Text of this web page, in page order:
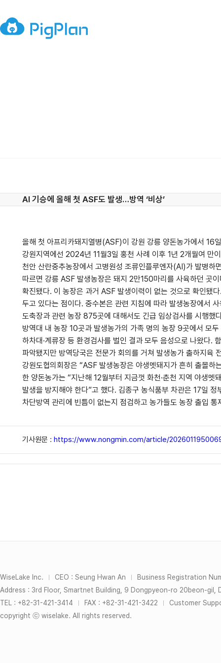
AI 기승에 올해 첫 ASF도 발생…방역 ‘비상’
올해 첫 아프리카돼지열병(ASF)이 강원 강릉 양돈농가에서 16
강원지역에선 2024년 11월3일 홍천 사례 이후 1년 2개월여 만
천안 산란중추농장에서 고병원성 조류인플루엔자(AI)가 발병하
따르면 강릉 ASF 발생농장은 돼지 2만150마리를 사육하던 곳
확진됐다. 이 농장은 과거 ASF 발생이력이 없는 것으로 확인됐
두고 있다는 점이다. 중수본은 관련 지침에 따라 발생농장에서
도축장과 관련 농장 875곳에 대해서도 긴급 임상검사를 시행했
방역대 내 농장 10곳과 발생농가의 가족 명의 농장 9곳에서 모
하차대·계류장 등 환경검사를 벌인 결과 모두 음성으로 나왔다.
파악됐지만 방역당국은 전문가 회의를 거쳐 발생농가 출하지육
강원도협의회장은 “ASF 발생농장은 야생멧돼지가 흔히 출몰
한 양돈농가는 “지난해 12월부터 지금껏 화천·춘천 지역 야생
발생을 방지해야 한다”고 했다. 김종구 농식품부 차관은 17일
차단방역 관리에 빈틈이 없는지 점검하고 농가들도 농장 출입
기사원문 : https://www.nongmin.com/article/
WiseLake Inc. CEO : Seung Hwan An
Business Registration
Address : 3rd Floor, Smartnet Building, 9 Dongpyeon-ro 20beon-gil,
TEL : +82-31-421-3414
FAX : +82-31-421-3422
Customer
copyright ⓒ wiselake. All rights reserved.